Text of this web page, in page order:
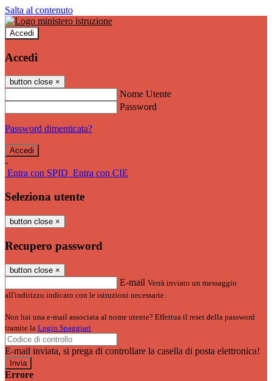
Salta al contenuto
Accedi
Accedi
button close ×
Nome Utente
Password
Password dimenticata?
-
Entra con SPID Entra con CIE
Seleziona utente
button close ×
Recupero password
button close ×
E-mail Verrà inviato un messaggio
all'indirizzo indicato con le istruzioni necessarie.
Non hai una e-mail associata al nome utente? Effettua il reset della password
tramite la Login Spaggiari
E-mail inviata, si prega di controllare la casella di posta elettronica!
Errore